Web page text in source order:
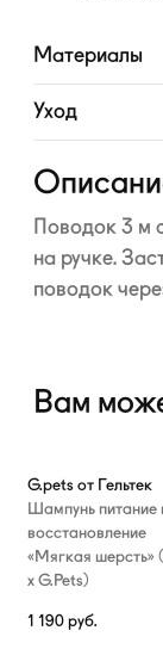
Материалы
Развернуть
Уход
Развернуть
Поводок 3 м
на ручке.
поводок
Вам
G.pets от Гельтек
Шампунь питание
восстановление
«Мягкая шерсть»
х G.Pets)
1 190 руб.